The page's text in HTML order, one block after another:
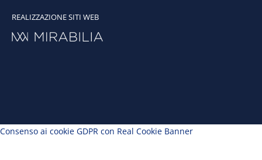
REALIZZAZIONE SITI WEB
Consenso ai cookie GDPR con Real Cookie Banner